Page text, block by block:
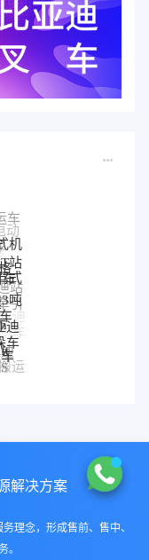
机
站
车
站
引
迪
车
运
式
吨
迪
车
运
解决方案
理念，形成售前、售中、
。